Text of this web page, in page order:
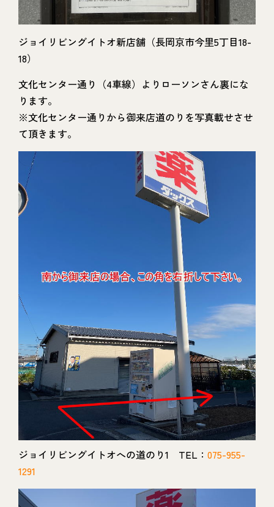
ジョイリビングイトオ新店舗（長岡京市今里5丁目18-
18）
文化センター通り（4車線）よりローソンさん裏にな
ります。
※文化センター通りから御来店道のりを写真載せさせ
て頂きます。
ジョイリビングイトオへの道のり1 TEL： 075-955-
1291